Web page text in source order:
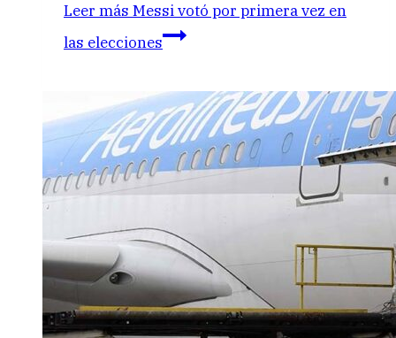
Leer más Messi votó por primera vez en
las elecciones